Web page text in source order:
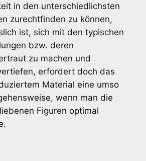
in den unterschiedlichsten
zurechtfinden zu können,
ist, sich mit den typischen
bzw. deren
zu machen und
erfordert doch das
Material eine umso
wenn man die
Figuren optimal